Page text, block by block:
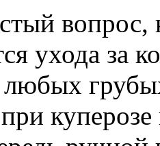
ухода за
любых